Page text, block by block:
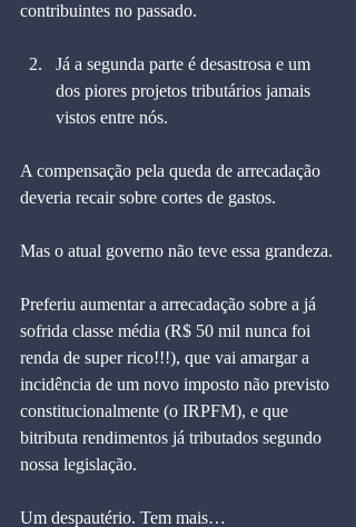
contribuintes no passado.
Já a segunda parte é desastrosa e um
dos piores projetos tributários jamais
vistos entre nós.
A compensação pela queda de arrecadação
deveria recair sobre cortes de gastos.
Mas o atual governo não teve essa grandeza.
Preferiu aumentar a arrecadação sobre a já
sofrida classe média (R$ 50 mil nunca foi
renda de super rico!!!), que vai amargar a
incidência de um novo imposto não previsto
constitucionalmente (o IRPFM), e que
bitributa rendimentos já tributados segundo
nossa legislação.
Um despautério. Tem mais…